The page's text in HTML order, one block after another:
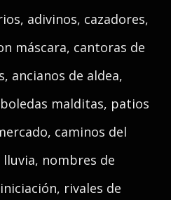
adivinos, cazadores,
máscara, cantoras de
ancianos de aldea,
malditas, patios
caminos del
nombres de
rivales de